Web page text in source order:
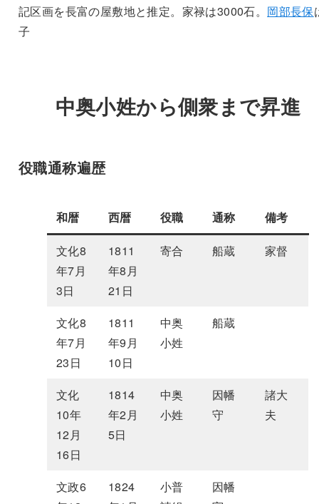
記区画を長富の屋敷地と推定。家禄は3000石。 岡部長保
子
中奥小姓から側衆まで昇進
役職通称遍歴
和暦 西暦 役職 通称 備考
文化8
年7月
3日
1811
年8月
21日
寄合 船蔵 家督
文化8
年7月
23日
1811
年9月
10日
中奥
小姓
船蔵
文化
10年
12月
16日
1814
年2月
5日
中奥
小姓
因幡
守
諸大
夫
文政6
1824
小普
因幡